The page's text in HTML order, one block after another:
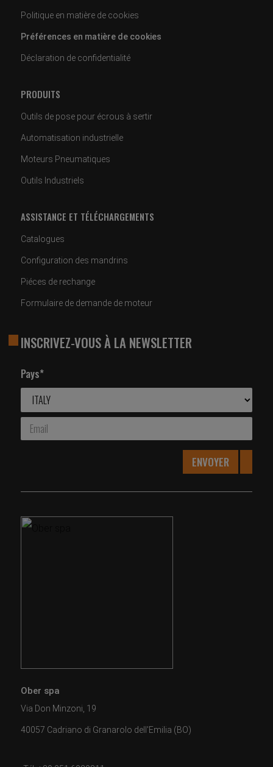
Politique en matière de cookies
Préférences en matière de cookies
Déclaration de confidentialité
PRODUITS
Outils de pose pour écrous à sertir
Automatisation industrielle
Moteurs Pneumatiques
Outils Industriels
ASSISTANCE ET TÉLÉCHARGEMENTS
Catalogues
Configuration des mandrins
Piéces de rechange
Formulaire de demande de moteur
INSCRIVEZ-VOUS À LA NEWSLETTER
Pays*
ENVOYER
Ober spa
Via Don Minzoni, 19
40057 Cadriano di Granarolo dell'Emilia (BO)